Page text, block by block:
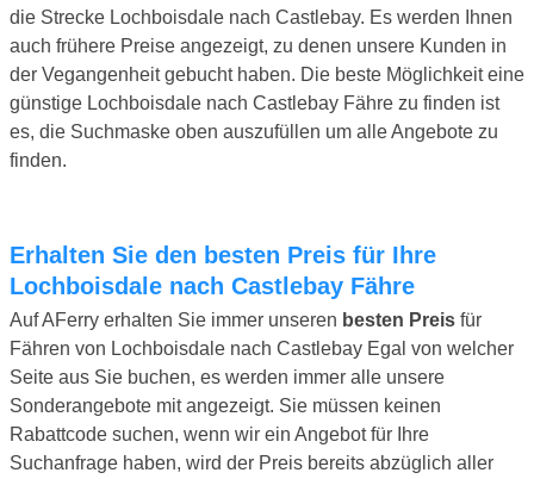
die Strecke Lochboisdale nach Castlebay. Es werden Ihnen
auch frühere Preise angezeigt, zu denen unsere Kunden in
der Vegangenheit gebucht haben. Die beste Möglichkeit eine
günstige Lochboisdale nach Castlebay Fähre zu finden ist
es, die Suchmaske oben auszufüllen um alle Angebote zu
finden.
Erhalten Sie den besten Preis für Ihre
Lochboisdale nach Castlebay Fähre
Auf AFerry erhalten Sie immer unseren besten Preis für
Fähren von Lochboisdale nach Castlebay Egal von welcher
Seite aus Sie buchen, es werden immer alle unsere
Sonderangebote mit angezeigt. Sie müssen keinen
Rabattcode suchen, wenn wir ein Angebot für Ihre
Suchanfrage haben, wird der Preis bereits abzüglich aller